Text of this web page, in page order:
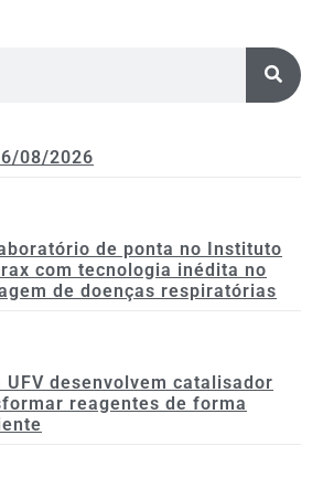
08/2026
de ponta no Instituto
com tecnologia inédita no
de doenças respiratórias
UFV desenvolvem catalisador
reagentes de forma